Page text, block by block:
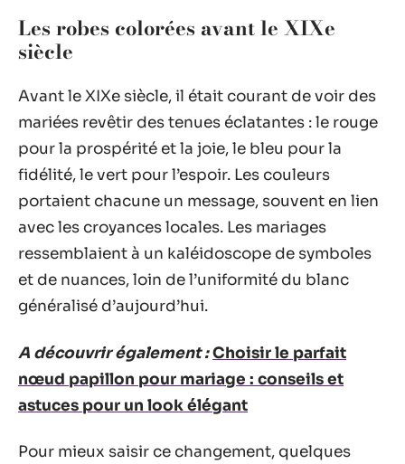
Les robes colorées avant le XIXe
siècle
Avant le XIXe siècle, il était courant de voir des
mariées revêtir des tenues éclatantes : le rouge
pour la prospérité et la joie, le bleu pour la
fidélité, le vert pour l’espoir. Les couleurs
portaient chacune un message, souvent en lien
avec les croyances locales. Les mariages
ressemblaient à un kaléidoscope de symboles
et de nuances, loin de l’uniformité du blanc
généralisé d’aujourd’hui.
A découvrir également :Choisir le parfait
nœud papillon pour mariage : conseils et
astuces pour un look élégant
Pour mieux saisir ce changement, quelques